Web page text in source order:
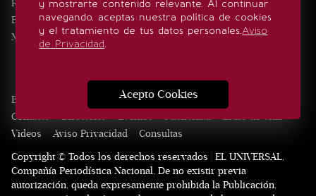
y mostrarte contenido relevante. Al continuar
navegando, aceptas nuestra política de cookies
y el tratamiento de tus datos personales.Aviso
de Privacidad.
Acepto Cookies
Realeza
Estilo de vida
Minuto x Minuto
SÍGUENOS
Edición Impresa Noticias Quiénes somos
Contacto
Directorio Eventos Publicidad
Estilo de vida
Videos
Aviso Privacidad
Consultas
Copyright © Todos los derechos reservados | EL UNIVERSAL,
Compañía Periodística Nacional. De no existir previa
autorización, queda expresamente prohibida la Publicación,